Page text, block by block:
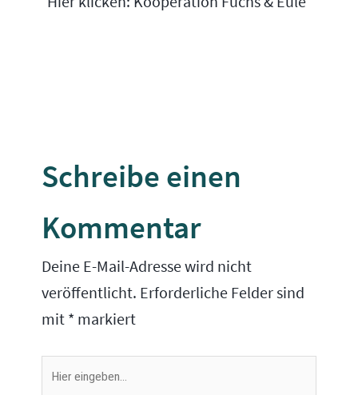
Schreibe einen
Kommentar
Deine E-Mail-Adresse wird nicht
veröffentlicht. Erforderliche Felder sind
mit * markiert
Hier